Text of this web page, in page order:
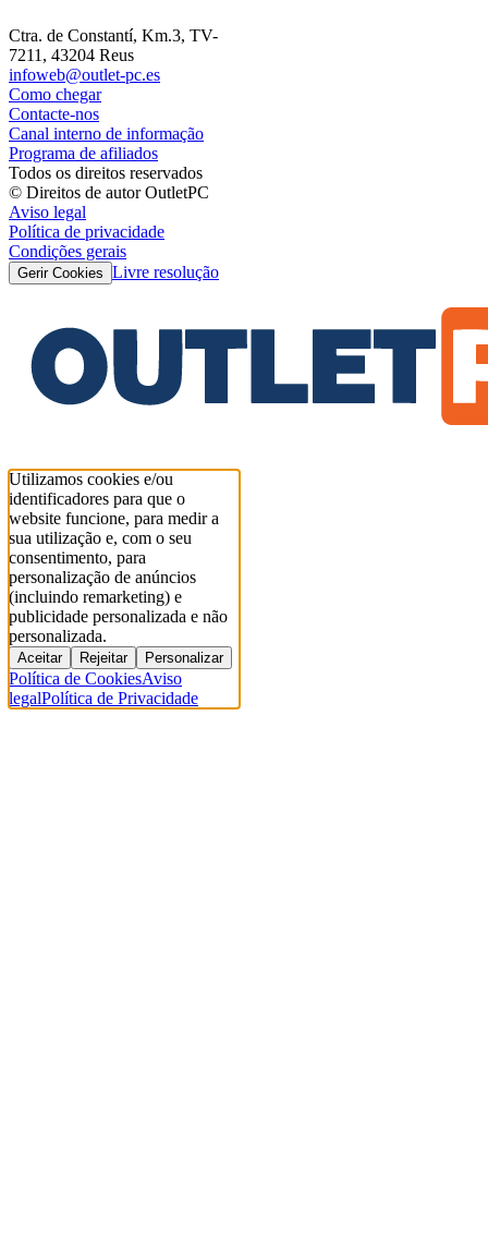
Ctra. de Constantí, Km.3, TV-
7211, 43204 Reus
infoweb@outlet-pc.es
Como chegar
Contacte-nos
Canal interno de informação
Programa de afiliados
Todos os direitos reservados
© Direitos de autor OutletPC
Aviso legal
Política de privacidade
Condições gerais
Gerir Cookies Livre resolução
Utilizamos cookies e/ou
identificadores para que o
website funcione, para medir a
sua utilização e, com o seu
consentimento, para
personalização de anúncios
(incluindo remarketing) e
publicidade personalizada e não
personalizada.
Aceitar Rejeitar Personalizar
Política de CookiesAviso
legalPolítica de Privacidade